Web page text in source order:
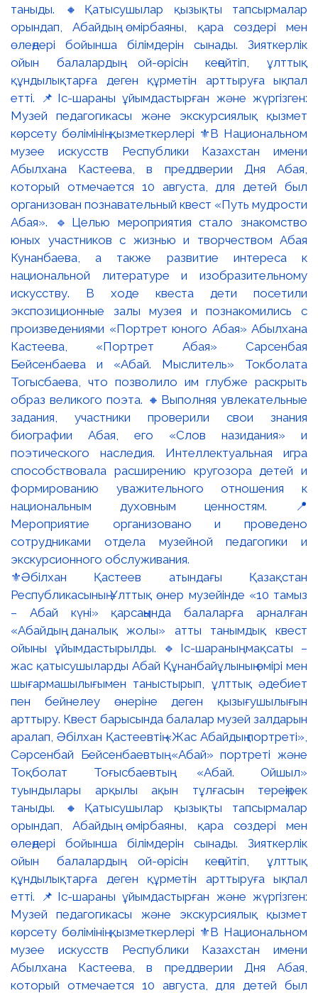
⚜️Әбілхан Қастеев атындағы Қазақстан
Республикасының Ұлттық өнер музейінде «10 тамыз
– Абай күні» қарсаңында балаларға арналған
«Абайдың даналық жолы» атты танымдық квест
ойыны ұйымдастырылды. 🔹Іс-шараның мақсаты –
жас қатысушыларды Абай Құнанбайұлының өмірі мен
шығармашылығымен таныстырып, ұлттық әдебиет
пен бейнелеу өнеріне деген қызығушылығын
арттыру. Квест барысында балалар музей залдарын
аралап, Әбілхан Қастеевтің «Жас Абайдың портреті»,
Сәрсенбай Бейсенбаевтың «Абай» портреті және
Тоқболат Тоғысбаевтың «Абай. Ойшыл»
туындылары арқылы ақын тұлғасын тереңірек
таныды. 🔸Қатысушылар қызықты тапсырмалар
орындап, Абайдың өмірбаяны, қара сөздері мен
өлеңдері бойынша білімдерін сынады. Зияткерлік
ойын балалардың ой-өрісін кеңейтіп, ұлттық
құндылықтарға деген құрметін арттыруға ықпал
етті. 📌Іс-шараны ұйымдастырған және жүргізген:
Музей педагогикасы және экскурсиялық қызмет
көрсету бөлімінің қызметкерлері ⚜️В Национальном
музее искусств Республики Казахстан имени
Абылхана Кастеева, в преддверии Дня Абая,
который отмечается 10 августа, для детей был